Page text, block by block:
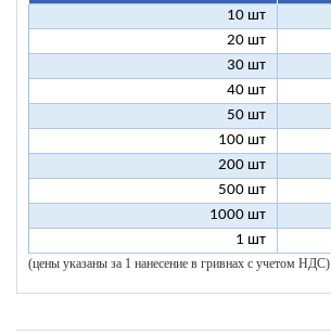
10 шт
20 шт
30 шт
40 шт
50 шт
100 шт
200 шт
500 шт
1000 шт
1 шт
(цены указаны за 1 нанесение в гривнах с учетом НДС)